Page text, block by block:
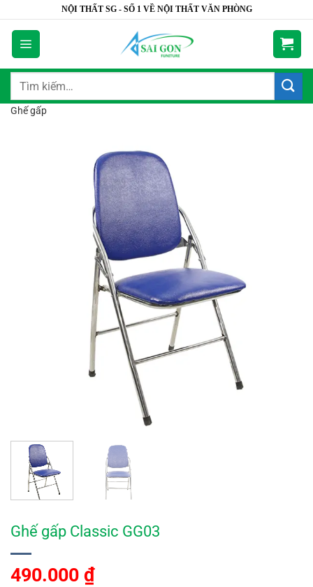
dung
NỘI THẤT SG - SỐ 1 VỀ NỘI THẤT VĂN PHÒNG
Tìm
Ghế gấp
Ghế gấp Classic GG03
490.000 ₫